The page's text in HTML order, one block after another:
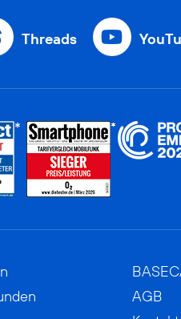
Threads
AGB